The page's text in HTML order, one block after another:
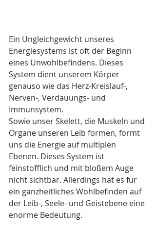
Ein Ungleichgewicht unseres
Energiesystems ist oft der Beginn
eines Unwohlbefindens. Dieses
System dient unserem Körper
genauso wie das Herz-Kreislauf-,
Nerven-, Verdauungs- und
Immunsystem.
Sowie unser Skelett, die Muskeln und
Organe unseren Leib formen, formt
uns die Energie auf multiplen
Ebenen. Dieses System ist
feinstofflich und mit bloßem Auge
nicht sichtbar. Allerdings hat es für
ein ganzheitliches Wohlbefinden auf
der Leib-, Seele- und Geistebene eine
enorme Bedeutung.